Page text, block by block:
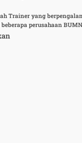
Trainer yang
perusahaan